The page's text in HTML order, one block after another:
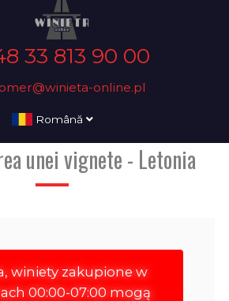
33 813 90 00
online.pl
Română
unei vignete - Letonia
winiety zakupione w
00:00-07:00 mogą